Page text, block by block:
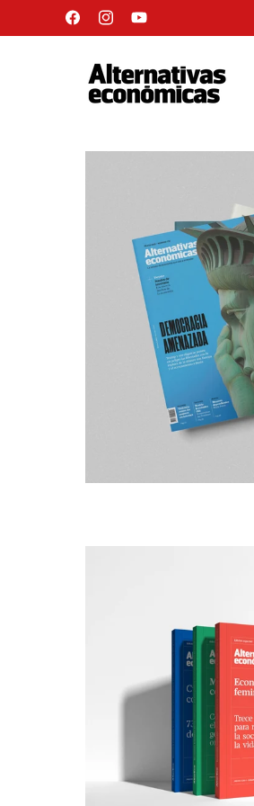
directamente
al contenido
FacebookInstagramYouTube